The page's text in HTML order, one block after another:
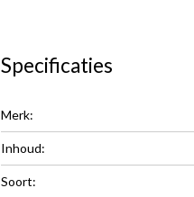
Specificaties
Merk:
Inhoud:
Soort: